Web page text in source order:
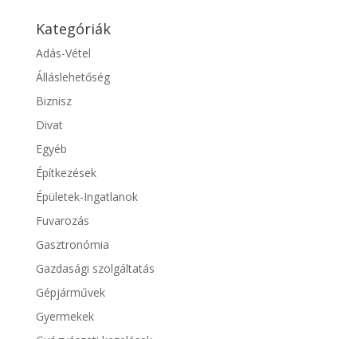
Kategóriák
Adás-Vétel
Álláslehetőség
Biznisz
Divat
Egyéb
Építkezések
Épületek-Ingatlanok
Fuvarozás
Gasztronómia
Gazdasági szolgáltatás
Gépjárművek
Gyermekek